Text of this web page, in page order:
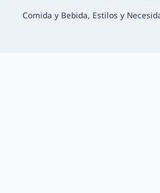
Comida y Bebida, Estilos y